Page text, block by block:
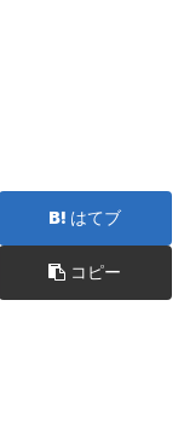
はてブ
コピー